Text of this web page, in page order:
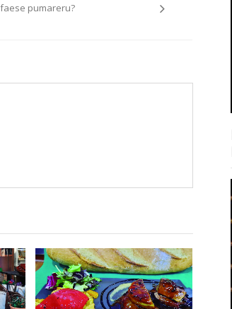
faese pumareru?